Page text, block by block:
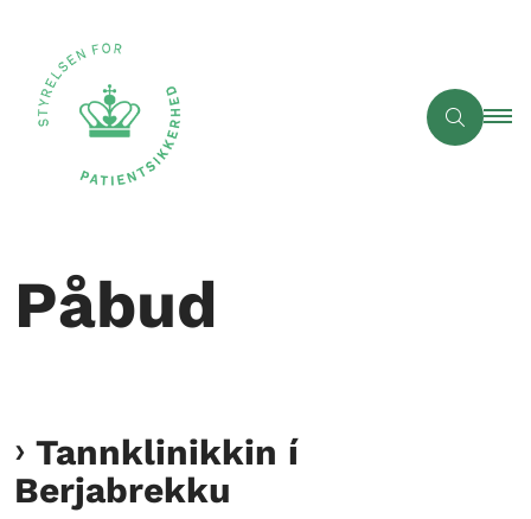
Påbud
Tannklinikkin í
Berjabrekku